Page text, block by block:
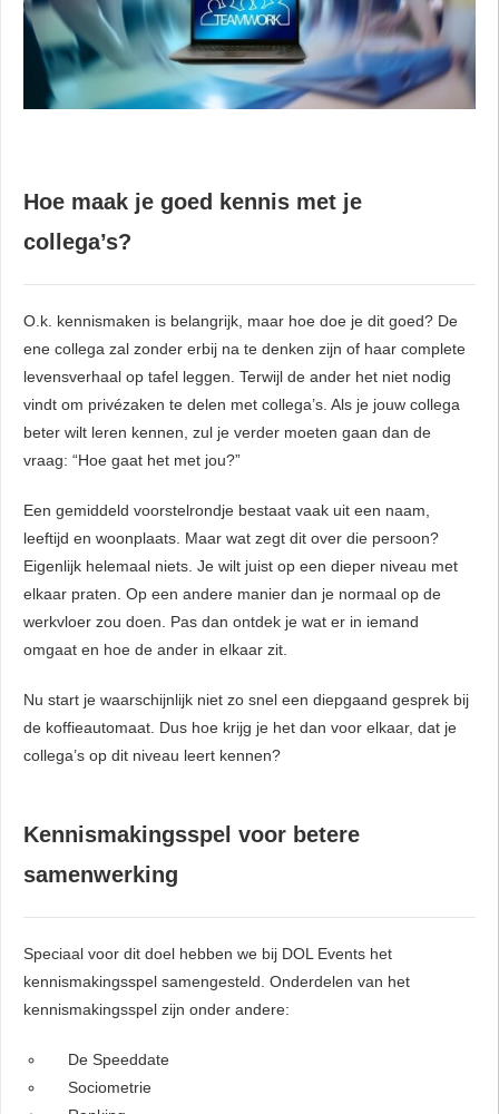
Hoe maak je goed kennis met je
collega’s?
O.k. kennismaken is belangrijk, maar hoe doe je dit goed? De
ene collega zal zonder erbij na te denken zijn of haar complete
levensverhaal op tafel leggen. Terwijl de ander het niet nodig
vindt om privézaken te delen met collega’s. Als je jouw collega
beter wilt leren kennen, zul je verder moeten gaan dan de
vraag: “Hoe gaat het met jou?”
Een gemiddeld voorstelrondje bestaat vaak uit een naam,
leeftijd en woonplaats. Maar wat zegt dit over die persoon?
Eigenlijk helemaal niets. Je wilt juist op een dieper niveau met
elkaar praten. Op een andere manier dan je normaal op de
werkvloer zou doen. Pas dan ontdek je wat er in iemand
omgaat en hoe de ander in elkaar zit.
Nu start je waarschijnlijk niet zo snel een diepgaand gesprek bij
de koffieautomaat. Dus hoe krijg je het dan voor elkaar, dat je
collega’s op dit niveau leert kennen?
Kennismakingsspel voor betere
samenwerking
Speciaal voor dit doel hebben we bij DOL Events het
kennismakingsspel samengesteld. Onderdelen van het
kennismakingsspel zijn onder andere:
De Speeddate
Sociometrie